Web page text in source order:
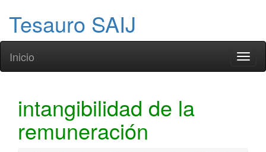
Tesauro SAIJ
Inicio
intangibilidad de la
remuneración